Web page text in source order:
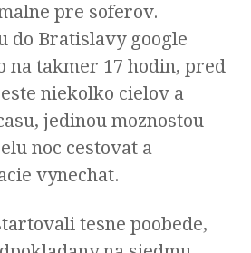
pre soferov.
do Bratislavy google
na takmer 17 hodin, pred
niekolko cielov a
jedinou moznostou
noc cestovat a
vynechat.
tesne poobede,